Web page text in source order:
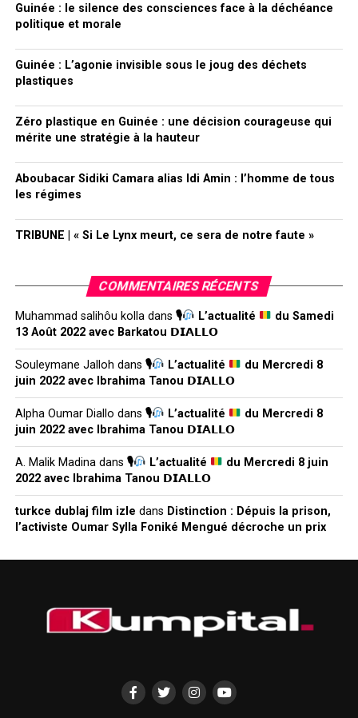
Guinée : le silence des consciences face à la déchéance
politique et morale
Guinée : L’agonie invisible sous le joug des déchets
plastiques
Zéro plastique en Guinée : une décision courageuse qui
mérite une stratégie à la hauteur
Aboubacar Sidiki Camara alias Idi Amin : l’homme de tous
les régimes
TRIBUNE | « Si Le Lynx meurt, ce sera de notre faute »
COMMENTAIRES RÉCENTS
Muhammad salihôu kolladans 🎙 L’actualité
du Samedi
13 Août 2022 avec Barkatou 𝗗𝗜𝗔𝗟𝗟𝗢
Souleymane Jalloh dans 🎙 L’actualité
du Mercredi 8
juin 2022 avec Ibrahima Tanou 𝗗𝗜𝗔𝗟𝗟𝗢
Alpha Oumar Diallo dans 🎙 L’actualité
du Mercredi 8
juin 2022 avec Ibrahima Tanou 𝗗𝗜𝗔𝗟𝗟𝗢
A. Malik Madinadans 🎙 L’actualité
du Mercredi 8 juin
2022 avec Ibrahima Tanou 𝗗𝗜𝗔𝗟𝗟𝗢
turkce dublaj film izle dans Distinction : Dépuis la prison,
l’activiste Oumar Sylla Foniké Mengué décroche un prix